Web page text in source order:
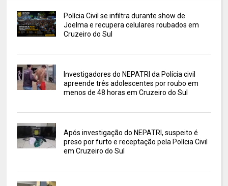
Polícia Civil se infiltra durante show de
Joelma e recupera celulares roubados em
Cruzeiro do Sul
Investigadores do NEPATRI da Polícia civil
apreende três adolescentes por roubo em
menos de 48 horas em Cruzeiro do Sul
Após investigação do NEPATRI, suspeito é
preso por furto e receptação pela Polícia Civil
em Cruzeiro do Sul